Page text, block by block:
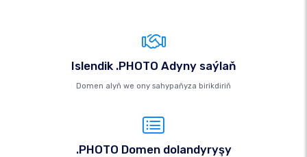
Islendik .PHOTO Adyny saýlaň
Domen alyň we ony sahypaňyza birikdiriň
.PHOTO Domen dolandyryşy